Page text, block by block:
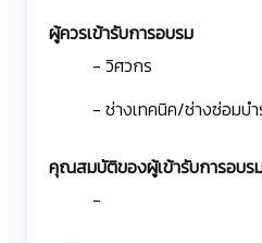
ผู้ควรเข้ารับการอบรม
- วิศวกร
- ช่างเทคนิค/ช่างซ่อมบ
คุณสมบัติของผู้เข้ารับการอบร
-